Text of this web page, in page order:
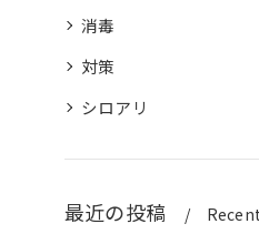
消毒
対策
シロアリ
最近の投稿